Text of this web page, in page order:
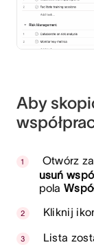
Aby
Otwórz
usuń
pola
Kliknij
Lista